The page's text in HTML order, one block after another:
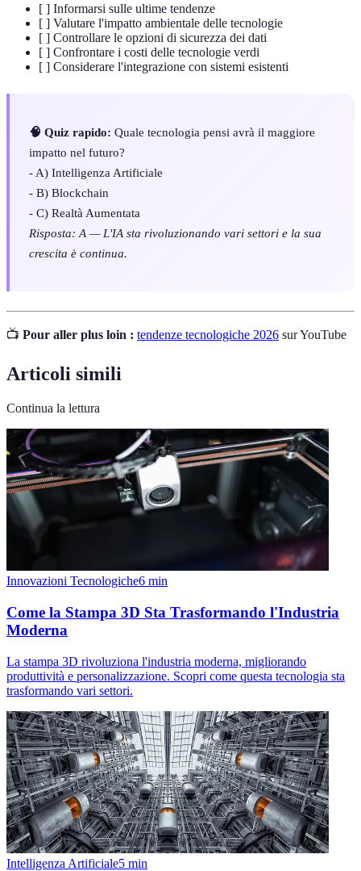
[ ] Informarsi sulle ultime tendenze
[ ] Valutare l'impatto ambientale delle tecnologie
[ ] Controllare le opzioni di sicurezza dei dati
[ ] Confrontare i costi delle tecnologie verdi
[ ] Considerare l'integrazione con sistemi esistenti
🧠 Quiz rapido: Quale tecnologia pensi avrà il maggiore
impatto nel futuro?
- A) Intelligenza Artificiale
- B) Blockchain
- C) Realtà Aumentata
Risposta: A — L'IA sta rivoluzionando vari settori e la sua
crescita è continua.
📺 Pour aller plus loin : tendenze tecnologiche 2026 sur YouTube
Articoli simili
Continua la lettura
Innovazioni Tecnologiche6 min
Come la Stampa 3D Sta Trasformando l'Industria
Moderna
La stampa 3D rivoluziona l'industria moderna, migliorando
produttività e personalizzazione. Scopri come questa tecnologia sta
trasformando vari settori.
Intelligenza Artificiale5 min